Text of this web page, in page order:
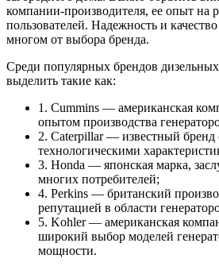
компании-производителя, ее опыт на
пользователей. Надежность и
многом от выбора бренда.
Среди популярных брендов
выделить такие как:
1. Cummins — американская
опытом производства
2. Caterpillar — известный бренд
технологическими
3. Honda — японская марка,
многих потребителей;
4. Perkins — британский
репутацией в области
5. Kohler — американская
широкий выбор моделей
мощности.